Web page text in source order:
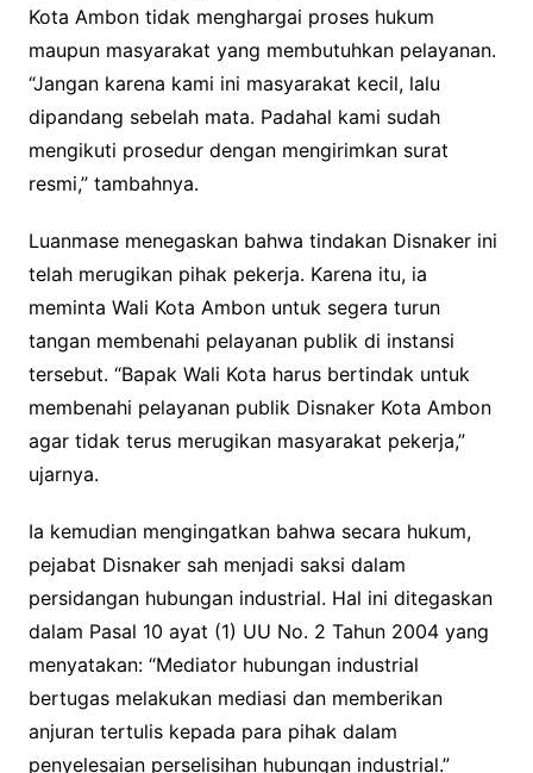
Kota Ambon tidak menghargai proses hukum
maupun masyarakat yang membutuhkan pelayanan.
“Jangan karena kami ini masyarakat kecil, lalu
dipandang sebelah mata. Padahal kami sudah
mengikuti prosedur dengan mengirimkan surat
resmi,” tambahnya.
Luanmase menegaskan bahwa tindakan Disnaker ini
telah merugikan pihak pekerja. Karena itu, ia
meminta Wali Kota Ambon untuk segera turun
tangan membenahi pelayanan publik di instansi
tersebut. “Bapak Wali Kota harus bertindak untuk
membenahi pelayanan publik Disnaker Kota Ambon
agar tidak terus merugikan masyarakat pekerja,”
ujarnya.
Ia kemudian mengingatkan bahwa secara hukum,
pejabat Disnaker sah menjadi saksi dalam
persidangan hubungan industrial. Hal ini ditegaskan
dalam Pasal 10 ayat (1) UU No. 2 Tahun 2004 yang
menyatakan: “Mediator hubungan industrial
bertugas melakukan mediasi dan memberikan
anjuran tertulis kepada para pihak dalam
penyelesaian perselisihan hubungan industrial.”